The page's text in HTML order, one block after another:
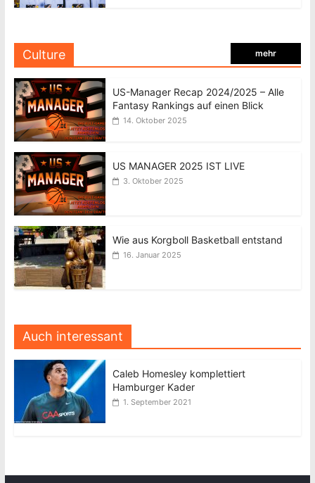
Culture mehr
US-Manager Recap 2024/2025 – Alle
Fantasy Rankings auf einen Blick
14. Oktober 2025
US MANAGER 2025 IST LIVE
3. Oktober 2025
Wie aus Korgboll Basketball entstand
16. Januar 2025
Auch interessant
Caleb Homesley komplettiert
Hamburger Kader
1. September 2021